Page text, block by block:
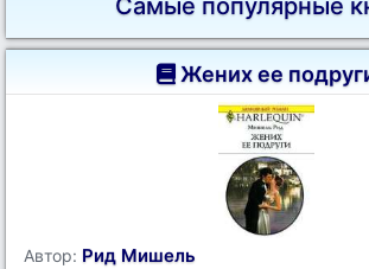
Самые популярные
Жених ее
Автор: Рид Мишель